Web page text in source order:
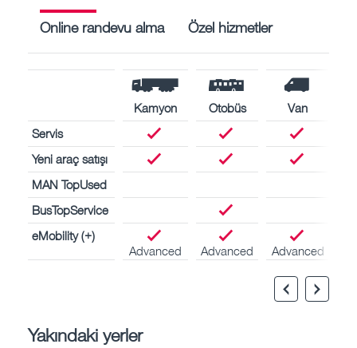
Online randevu alma Özel hizmetler
Kamyon Otobüs
Van
Servis
Yeni araç satışı
MAN TopUsed
BusTopService
eMobility (+)
Advanced
Advanced Advanced
Yakındaki yerler